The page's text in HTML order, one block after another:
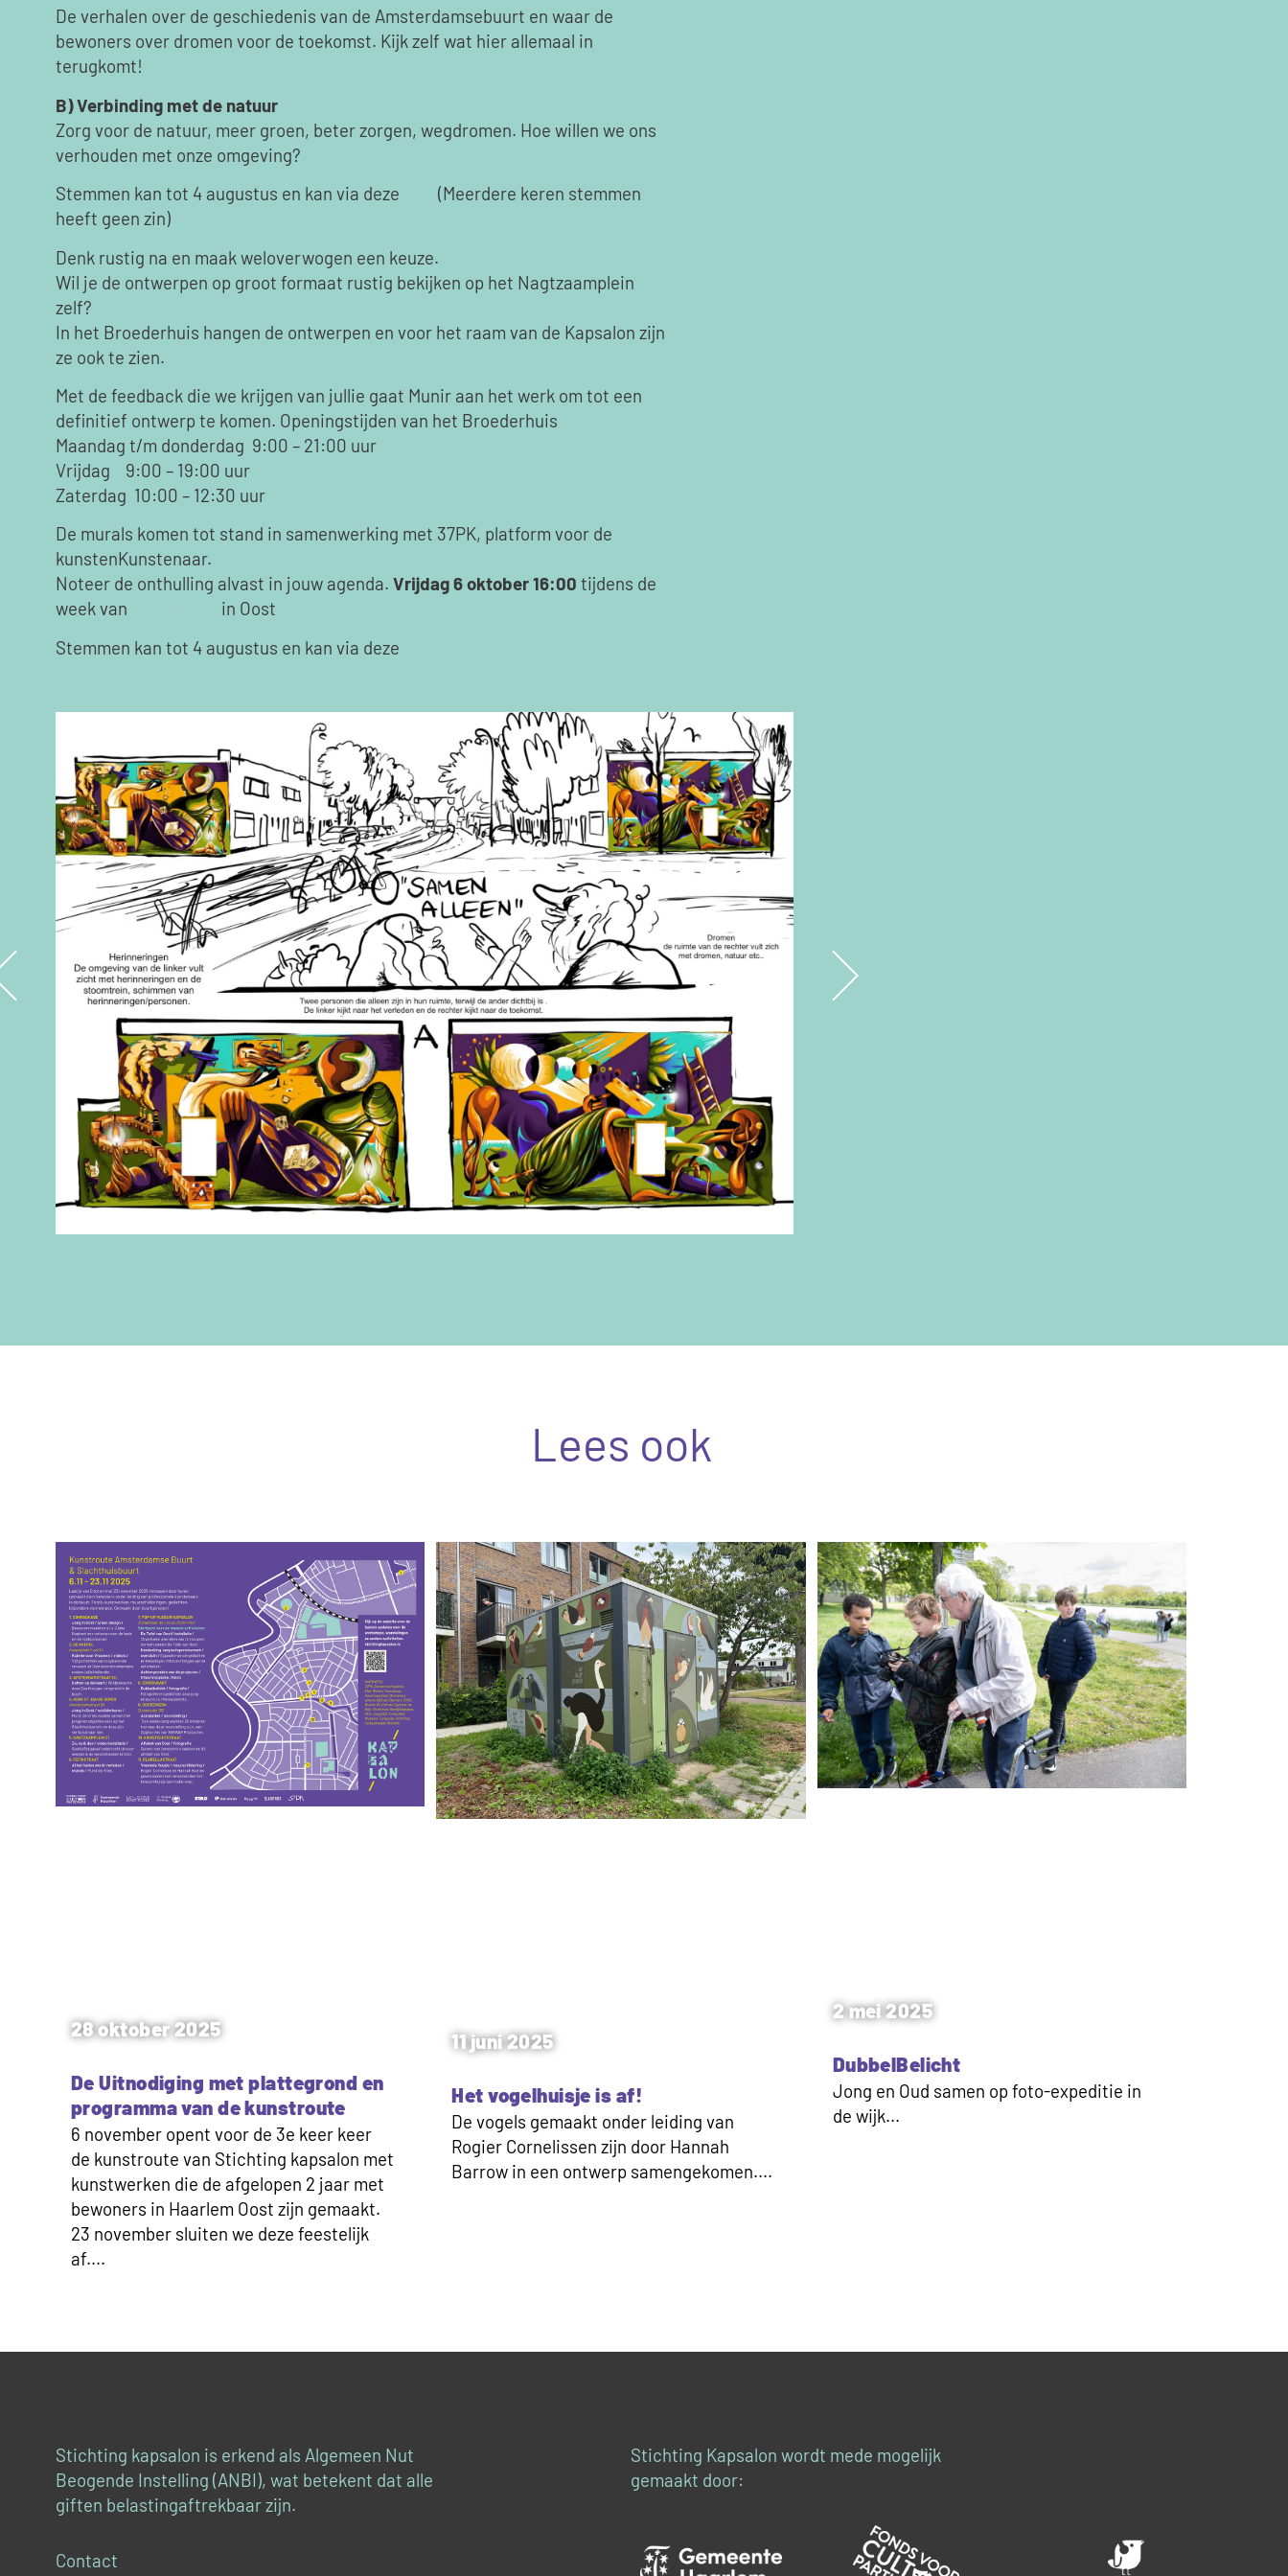
De verhalen over de geschiedenis van de Amsterdamsebuurt en waar de
bewoners over dromen voor de toekomst. Kijk zelf wat hier allemaal in
terugkomt!
B) Verbinding met de natuur
Zorg voor de natuur, meer groen, beter zorgen, wegdromen. Hoe willen we ons
verhouden met onze omgeving?
Stemmen kan tot 4 augustus en kan via deze
(Meerdere keren stemmen
heeft geen zin)
Denk rustig na en maak weloverwogen een keuze.
Wil je de ontwerpen op groot formaat rustig bekijken op het Nagtzaamplein
zelf?
In het Broederhuis hangen de ontwerpen en voor het raam van de Kapsalon zijn
ze ook te zien.
Met de feedback die we krijgen van jullie gaat Munir aan het werk om tot een
definitief ontwerp te komen. Openingstijden van het Broederhuis
Maandag t/m donderdag 9:00 – 21:00 uur
Vrijdag 9:00 – 19:00 uur
Zaterdag 10:00 – 12:30 uur
De murals komen tot stand in samenwerking met 37PK, platform voor de
kunstenKunstenaar.
Noteer de onthulling alvast in jouw agenda. Vrijdag 6 oktober 16:00 tijdens de
week van
in Oost
Stemmen kan tot 4 augustus en kan via deze
Lees ook
De Uitnodiging met plattegrond en
programma van de kunstroute
28 oktober 2025
6 november opent voor de 3e keer keer
de kunstroute van Stichting kapsalon met
kunstwerken die de afgelopen 2 jaar met
bewoners in Haarlem Oost zijn gemaakt.
23 november sluiten we deze feestelijk
af.
Het vogelhuisje is af!
11 juni 2025
De vogels gemaakt onder leiding van
Rogier Cornelissen zijn door Hannah
Barrow in een ontwerp samengekomen.
DubbelBelicht
2 mei 2025
Jong en Oud samen op foto-expeditie in
de wijk
Stichting kapsalon is erkend als Algemeen Nut
Beogende Instelling (ANBI), wat betekent dat alle
giften belastingaftrekbaar zijn.
Contact
Stichting Kapsalon wordt mede mogelijk
gemaakt door: